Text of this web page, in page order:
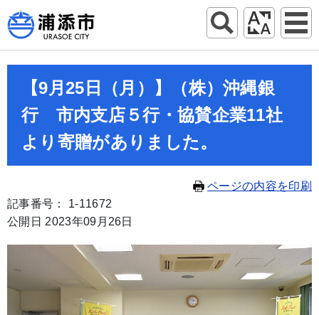
【9月25日（月）】（株）沖縄銀
行 市内支店５行・協賛企業11社
より寄贈がありました。
ページの内容を印刷
記事番号： 1-11672
公開日 2023年09月26日